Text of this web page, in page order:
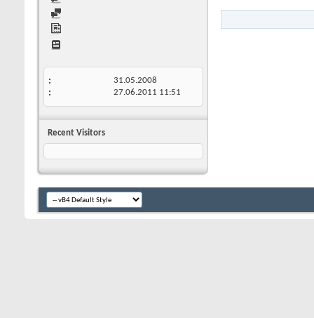
31.05.2008
27.06.2011 11:51
Recent Visitors